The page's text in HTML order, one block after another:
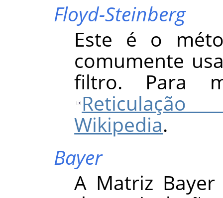
Floyd-Steinberg
Este é o
comumente
filtro. Para
Wikipedia.
Bayer
A Matriz